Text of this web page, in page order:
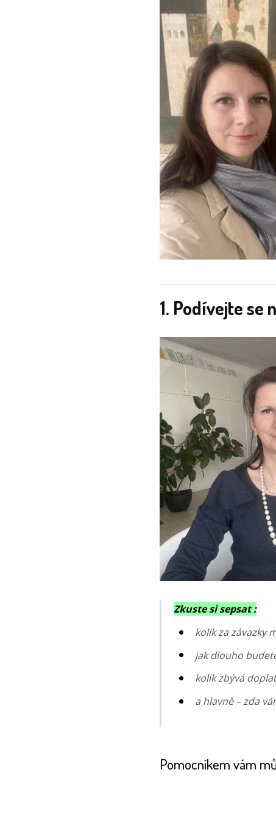
1. Podívejte se
Zkuste si sepsat :
kolik za závazky
jak dlouho
kolik zbývá
a hlavně – zda
Pomocníkem vám